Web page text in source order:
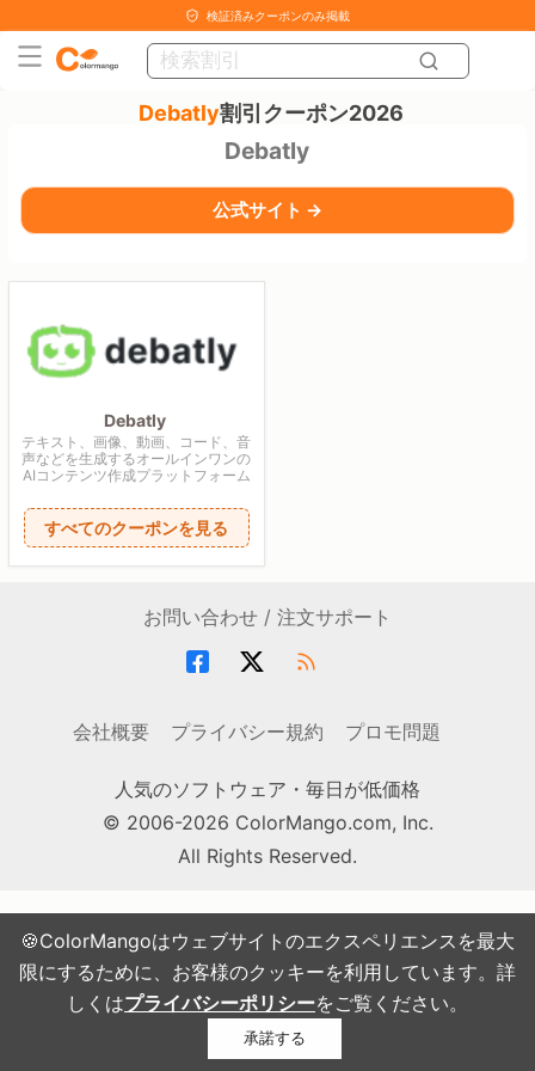
🍪ColorMangoはウェブサイトのエクスペリエンスを最大
限にするために、お客様のクッキーを利用しています。詳
しくはプライバシーポリシーをご覧ください。
承諾する
検証済みクーポンのみ掲載
Debatly割引クーポン2026
Debatly
公式サイト →
Debatly
テキスト、画像、動画、コード、音
声などを生成するオールインワンの
AIコンテンツ作成プラットフォーム
すべてのクーポンを見る
お問い合わせ / 注文サポート
会社概要 プライバシー規約 プロモ問題
人気のソフトウェア・毎日が低価格
© 2006-2026 ColorMango.com, Inc.
All Rights Reserved.